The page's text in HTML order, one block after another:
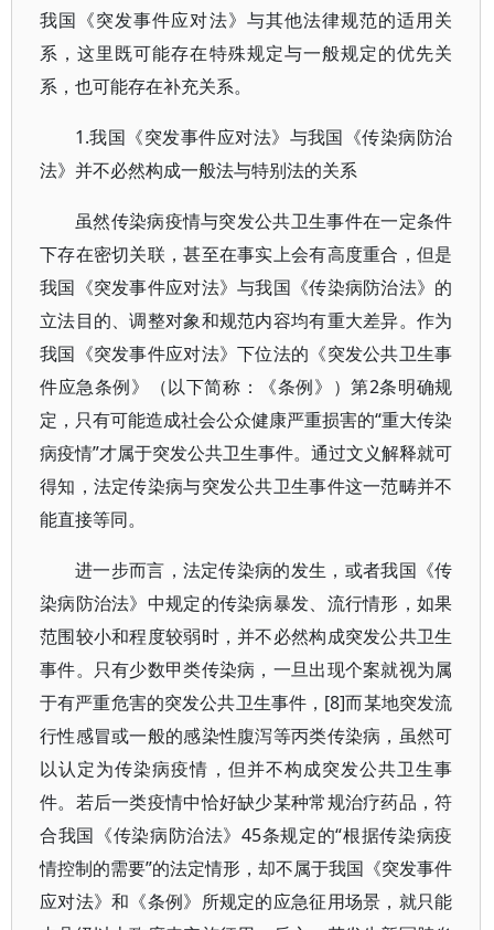
我国《突发事件应对法》与其他法律规范的适用关
系，这里既可能存在特殊规定与一般规定的优先关
系，也可能存在补充关系。
1.我国《突发事件应对法》与我国《传染病防治
法》并不必然构成一般法与特别法的关系
虽然传染病疫情与突发公共卫生事件在一定条件
下存在密切关联，甚至在事实上会有高度重合，但是
我国《突发事件应对法》与我国《传染病防治法》的
立法目的、调整对象和规范内容均有重大差异。作为
我国《突发事件应对法》下位法的《突发公共卫生事
件应急条例》（以下简称：《条例》）第2条明确规
定，只有可能造成社会公众健康严重损害的“重大传染
病疫情”才属于突发公共卫生事件。通过文义解释就可
得知，法定传染病与突发公共卫生事件这一范畴并不
能直接等同。
进一步而言，法定传染病的发生，或者我国《传
染病防治法》中规定的传染病暴发、流行情形，如果
范围较小和程度较弱时，并不必然构成突发公共卫生
事件。只有少数甲类传染病，一旦出现个案就视为属
于有严重危害的突发公共卫生事件，[8]而某地突发流
行性感冒或一般的感染性腹泻等丙类传染病，虽然可
以认定为传染病疫情，但并不构成突发公共卫生事
件。若后一类疫情中恰好缺少某种常规治疗药品，符
合我国《传染病防治法》45条规定的“根据传染病疫
情控制的需要”的法定情形，却不属于我国《突发事件
应对法》和《条例》所规定的应急征用场景，就只能